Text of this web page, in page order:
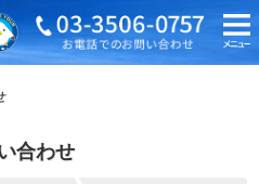
合わせ